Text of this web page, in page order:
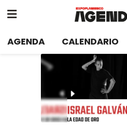
AGENDA CALENDARIO